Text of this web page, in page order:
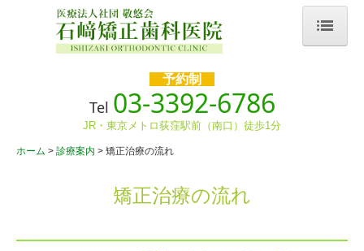
院長・スタッフ紹介
診療時間・アクセス
診療案内
予約制
Tel 03-3392-6786
JR・東京メトロ荻窪駅前（南口）徒歩1分
ホーム 診療案内 矯正治療の流れ
矯正治療の流れ